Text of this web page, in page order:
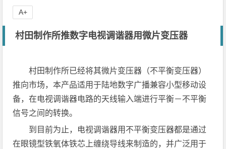
村田制作所推数字电视调谐器用微片变压器
村田制作所已经将其微片变压器（不平衡变压器）
推向市场，本产品适用于陆地数字广播兼容小型移动设
备，在电视调谐器电路的天线输入端进行平衡－不平衡
信号之间的转换。
到目前为止，电视调谐器用不平衡变压器都是通过
在眼镜型铁氧体铁芯上缠绕导线来制造的，并广泛用于
A+